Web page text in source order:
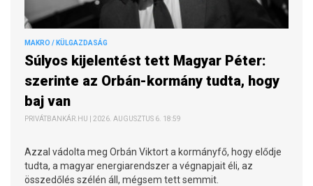
MAKRO / KÜLGAZDASÁG
Súlyos kijelentést tett Magyar Péter:
szerinte az Orbán-kormány tudta, hogy
baj van
PRIVÁTBANKÁR.HU | 2026. AUGUSZTUS 6. 18:59
Azzal vádolta meg Orbán Viktort a kormányfő, hogy elődje
tudta, a magyar energiarendszer a végnapjait éli, az
összedőlés szélén áll, mégsem tett semmit.